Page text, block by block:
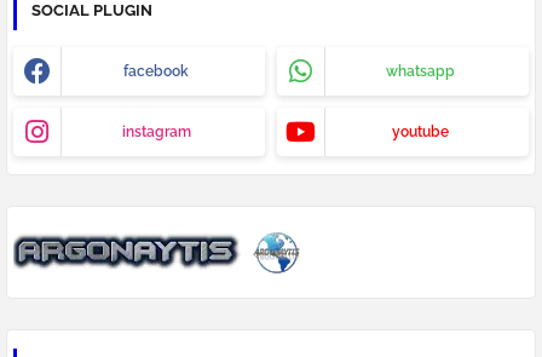
SOCIAL PLUGIN
facebook whatsapp
instagram youtube